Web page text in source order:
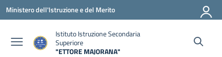
Vai ai contenuti
Vai al menu di navigazione
Vai al footer
Ministero dell'Istruzione e del Merito
Istituto Istruzione Secondaria
Superiore
"ETTORE MAJORANA"